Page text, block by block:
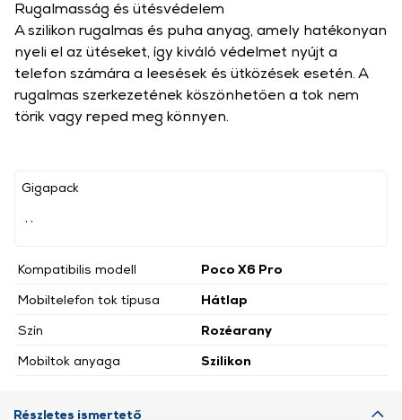
Gigapack
Kompatibilis modell
Poco X6 Pro
Mobiltelefon tok típusa
Hátlap
Szín
Rozéarany
Mobiltok anyaga
Szilikon
Rugalmasság és ütésvédelem
A szilikon rugalmas és puha anyag, amely hatékonyan
nyeli el az ütéseket, így kiváló védelmet nyújt a
telefon számára a leesések és ütközések esetén. A
rugalmas szerkezetének köszönhetően a tok nem
törik vagy reped meg könnyen.
Részletes ismertető